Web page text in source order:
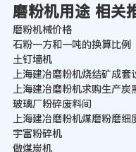
磨粉机用途 相关
磨粉机械价格
石粉一方和一吨的换算比例
土钉墙机
上海建冶磨粉机烧结矿成套
上海建冶磨粉机求购生产炭
玻璃厂粉碎废料间
上海建冶磨粉机煤磨粉磨细
宇富粉碎机
做煤炭机